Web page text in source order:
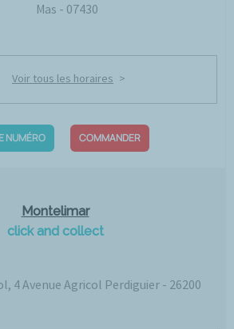
Mas - 07430
Voir tous les horaires
NUMÉRO COMMANDER
Montelimar
click and collect
4 Avenue Agricol Perdiguier - 26200